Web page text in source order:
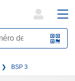
QR-
BSP 3